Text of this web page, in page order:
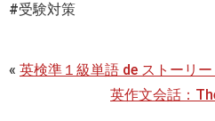
#受験対策
« 英検準１級単語 de ストーリ
英作文会話：